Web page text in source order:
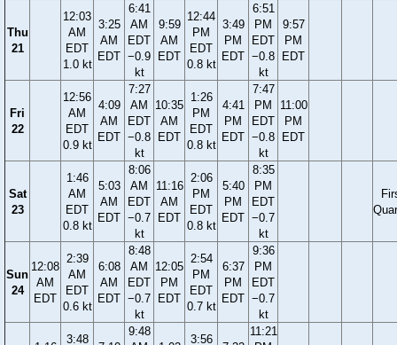
Thu
21
12:03
AM
EDT
1.0 kt
3:25
AM
EDT
6:41
AM
EDT
−0.9
kt
9:59
AM
EDT
12:44
PM
EDT
0.8 kt
3:49
PM
EDT
6:51
PM
EDT
−0.8
kt
9:57
PM
EDT
Fri
22
12:56
AM
EDT
0.9 kt
4:09
AM
EDT
7:27
AM
EDT
−0.8
kt
10:35
AM
EDT
1:26
PM
EDT
0.8 kt
4:41
PM
EDT
7:47
PM
EDT
−0.8
kt
11:00
PM
EDT
Sat
23
1:46
AM
EDT
0.8 kt
5:03
AM
EDT
8:06
AM
EDT
−0.7
kt
11:16
AM
EDT
2:06
PM
EDT
0.8 kt
5:40
PM
EDT
8:35
PM
EDT
−0.7
kt
Sun
24
12:08
AM
EDT
2:39
AM
EDT
0.6 kt
6:08
AM
EDT
8:48
AM
EDT
−0.7
kt
12:05
PM
EDT
2:54
PM
EDT
0.7 kt
6:37
PM
EDT
9:36
PM
EDT
−0.7
kt
3:48
9:48
3:56
11:21